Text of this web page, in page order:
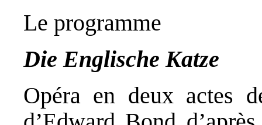
Le programme
Die Englische Katze
Opéra en deux actes